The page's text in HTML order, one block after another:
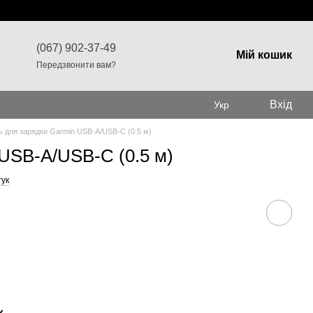
(067) 902-37-49
Передзвонити вам?
Мій кошик
Укр Вхід
для зарядки Garmin USB-A/USB-C (0.5 м)
A/USB-C (0.5 м)